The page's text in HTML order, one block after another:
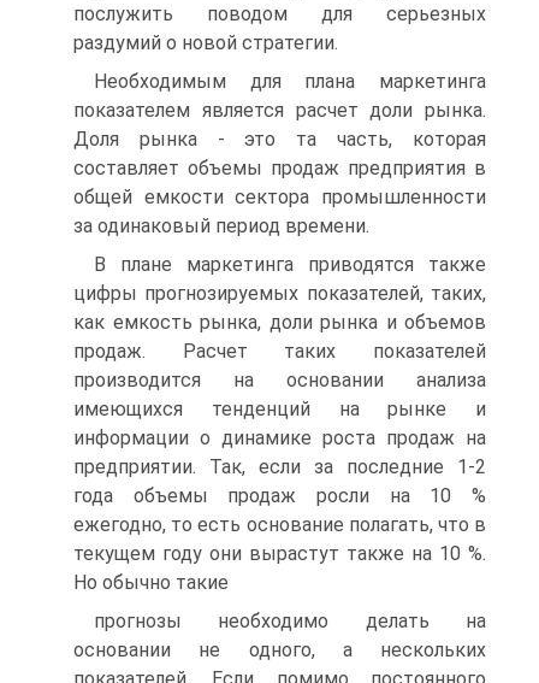
послужить поводом для серьезных
раздумий о новой стратегии.
Необходимым для плана маркетинга
показателем является расчет доли рынка.
Доля рынка - это та часть, которая
составляет объемы продаж предприятия в
общей емкости сектора промышленности
за одинаковый период времени.
В плане маркетинга приводятся также
цифры прогнозируемых показателей, таких,
как емкость рынка, доли рынка и объемов
продаж. Расчет таких показателей
производится на основании анализа
имеющихся тенденций на рынке и
информации о динамике роста продаж на
предприятии. Так, если за последние 1-2
года объемы продаж росли на 10 %
ежегодно, то есть основание полагать, что в
текущем году они вырастут также на 10 %.
Но обычно такие
прогнозы необходимо делать на
основании не одного, а нескольких